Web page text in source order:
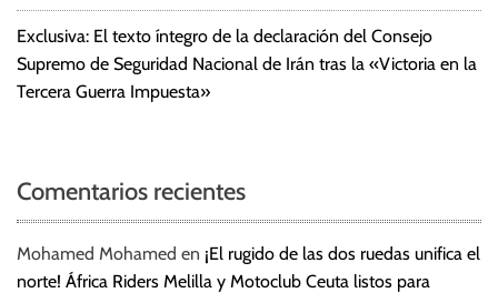
Exclusiva: El texto íntegro de la declaración del Consejo
Supremo de Seguridad Nacional de Irán tras la «Victoria en la
Tercera Guerra Impuesta»
Comentarios recientes
Mohamed Mohamed en ¡El rugido de las dos ruedas unifica el
norte! África Riders Melilla y Motoclub Ceuta listos para